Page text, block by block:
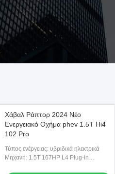
Χάβαλ Ράπτορ 2024 Νέο
Ενεργειακό Οχήμα phev 1.5T Hi4
102 Pro
Τύπος ενέργειας: υβριδικά ηλεκτρικά
Μηχανή: 1.5T 167HP L4 Plug-in